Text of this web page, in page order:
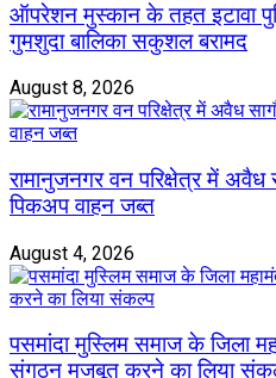
ऑपरेशन मुस्कान के तहत इटावा
गुमशुदा बालिका सकुशल बरामद
August 8, 2026
रामानुजनगर वन परिक्षेत्र में अवैध
पिकअप वाहन जब्त
August 4, 2026
पसमांदा मुस्लिम समाज के जिला
संगठन मजबूत करने का लिया